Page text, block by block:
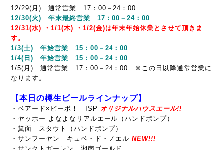
12/29(月) 通常営業 17：00－24：00
12/30(火) 年末最終営業 17：00－24：00
12/31(水) ・1/1(木) ・1/2(金)は年末年始休業とさせて頂きま
す。
1/3(土) 年始営業 15：00－24：00
1/4(日) 年始営業 15：00－24：00
1/5(月) 通常営業 17：00－24：00 ※この日以降通常営業に
なります。
【本日の樽生ビールラインナップ】
・ベアード×ビーボ！ ISP オリジナルハウスエール!!
・ヤッホー よなよなリアルエール（ハンドポンプ）
・箕面 スタウト（ハンドポンプ）
・サンフーヤン キュベ・ド・ノエル NEW!!!
・サンクトガーレン 湘南ゴールド